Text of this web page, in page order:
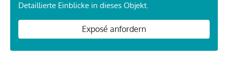
Detaillierte Einblicke in dieses Objekt.
Exposé anfordern